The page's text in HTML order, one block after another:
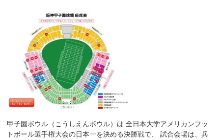
甲子園ボウル（こうしえんボウル）は 全日本大学アメリカンフッ
トボール選手権大会の日本一を決める決勝戦で、 試合会場は、兵